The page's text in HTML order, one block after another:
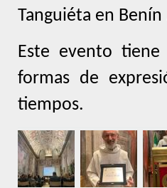
Tanguiéta en Benín
Este evento
formas de
tiempos.